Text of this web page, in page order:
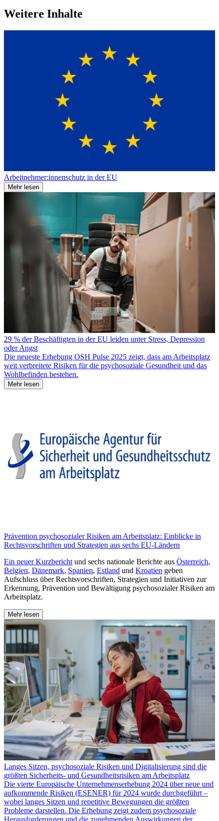
Weitere Inhalte
Arbeitnehmer:innenschutz in der EU
Mehr lesen
29 % der Beschäftigten in der EU leiden unter Stress, Depression
oder Angst
Die neueste Erhebung OSH Pulse 2025 zeigt, dass am Arbeitsplatz
weit verbreitete Risiken für die psychosoziale Gesundheit und das
Wohlbefinden bestehen.
Mehr lesen
Prävention psychosozialer Risiken am Arbeitsplatz: Einblicke in
Rechtsvorschriften und Strategien aus sechs EU-Ländern
Ein neuerKurzbericht und sechs nationale Berichte aus Österreich,
Belgien, Dänemark, Spanien, Estland und Kroatien geben
Aufschluss über Rechtsvorschriften, Strategien und Initiativen zur
Erkennung, Prävention und Bewältigung psychosozialer Risiken am
Arbeitsplatz.
Mehr lesen
Langes Sitzen, psychosoziale Risiken und Digitalisierung sind die
größten Sicherheits- und Gesundheitsrisiken am Arbeitsplatz
Die vierte Europäische Unternehmenserhebung 2024 über neue und
aufkommende Risiken (ESENER) für 2024 wurde durchgeführt –
wobei langes Sitzen und repetitive Bewegungen die größten
Probleme darstellen. Die Erhebung zeigt zudem psychosoziale
Herausforderungen und die zunehmenden Auswirkungen der